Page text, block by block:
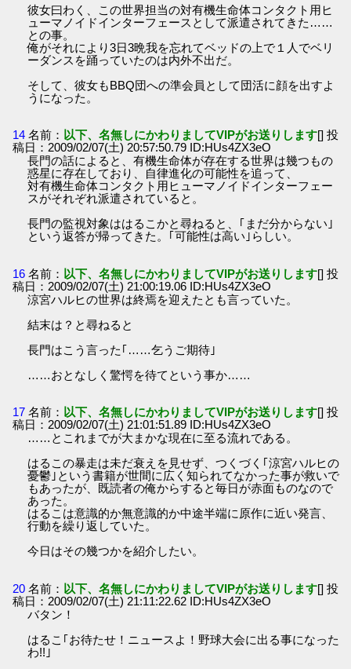
彼女曰わく、この世界担当の対有機生命体コンタクト用ヒ
ューマノイドインターフェースとして派遣されてきた……
との事。
俺がそれにより3日3晩我を忘れてベッドの上で１人でベリ
ーダンスを踊っていたのは内外不出だ。
そして、彼女もBBQ団への準会員として団活に顔を出すよ
うになった。
14 名前： 以下、名無しにかわりましてVIPがお送りします[] 投
稿日：2009/02/07(土) 20:57:50.79 ID:HUs4ZX3eO
長門の話によると、有機生命体が存在する世界は幾つもの
惑星に存在しており、自律進化の可能性を追って、
対有機生命体コンタクト用ヒューマノイドインターフェー
スがそれぞれ派遣されていると。
長門の監視対象ははるこかと尋ねると、｢まだ分からない｣
という返答が帰ってきた。｢可能性は高い｣らしい。
16 名前： 以下、名無しにかわりましてVIPがお送りします[] 投
稿日：2009/02/07(土) 21:00:19.06 ID:HUs4ZX3eO
涼宮ハルヒの世界は終焉を迎えたとも言っていた。
結末は？と尋ねると
長門はこう言った｢……乞うご期待｣
……おとなしく驚愕を待てという事か……
17 名前： 以下、名無しにかわりましてVIPがお送りします[] 投
稿日：2009/02/07(土) 21:01:51.89 ID:HUs4ZX3eO
……とこれまでが大まかな現在に至る流れである。
はるこの暴走は未だ衰えを見せず、つくづく｢涼宮ハルヒの
憂鬱｣という書籍が世間に広く知られてなかった事が救いで
もあったが、既読者の俺からすると毎日が赤面ものなので
あった。
はるこは意識的か無意識的か中途半端に原作に近い発言、
行動を繰り返していた。
今日はその幾つかを紹介したい。
20 名前： 以下、名無しにかわりましてVIPがお送りします[] 投
稿日：2009/02/07(土) 21:11:22.62 ID:HUs4ZX3eO
バタン！
はるこ｢お待たせ！ニュースよ！野球大会に出る事になった
わ!!｣